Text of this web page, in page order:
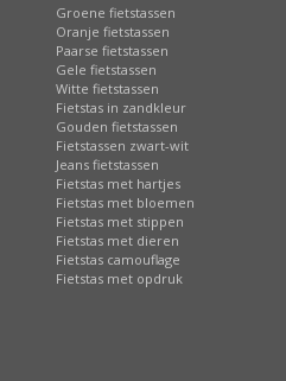
Groene fietstassen
Oranje fietstassen
Paarse fietstassen
Gele fietstassen
Witte fietstassen
Fietstas in zandkleur
Gouden fietstassen
Fietstassen zwart-wit
Jeans fietstassen
Fietstas met hartjes
Fietstas met bloemen
Fietstas met stippen
Fietstas met dieren
Fietstas camouflage
Fietstas met opdruk